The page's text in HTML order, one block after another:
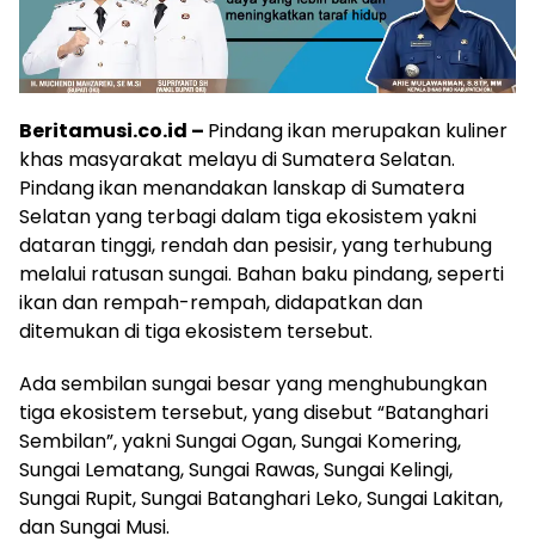
Beritamusi.co.id – Pindang ikan merupakan kuliner
khas masyarakat melayu di Sumatera Selatan.
Pindang ikan menandakan lanskap di Sumatera
Selatan yang terbagi dalam tiga ekosistem yakni
dataran tinggi, rendah dan pesisir, yang terhubung
melalui ratusan sungai. Bahan baku pindang, seperti
ikan dan rempah-rempah, didapatkan dan
ditemukan di tiga ekosistem tersebut.
Ada sembilan sungai besar yang menghubungkan
tiga ekosistem tersebut, yang disebut “Batanghari
Sembilan”, yakni Sungai Ogan, Sungai Komering,
Sungai Lematang, Sungai Rawas, Sungai Kelingi,
Sungai Rupit, Sungai Batanghari Leko, Sungai Lakitan,
dan Sungai Musi.